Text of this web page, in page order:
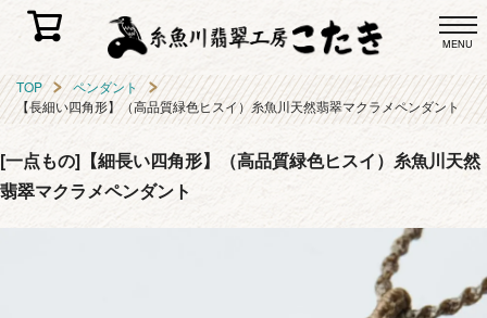
MENU
TOP
ペンダント
【長細い四角形】（高品質緑色ヒスイ）糸魚川天然翡翠マクラメペンダント
[一点もの]【細長い四角形】（高品質緑色ヒスイ）糸魚川天然
翡翠マクラメペンダント